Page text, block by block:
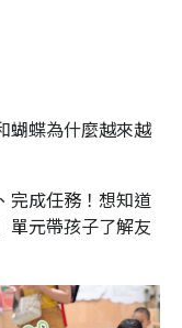
蝴蝶為什麼越來越
完成任務！想知道
單元帶孩子了解友